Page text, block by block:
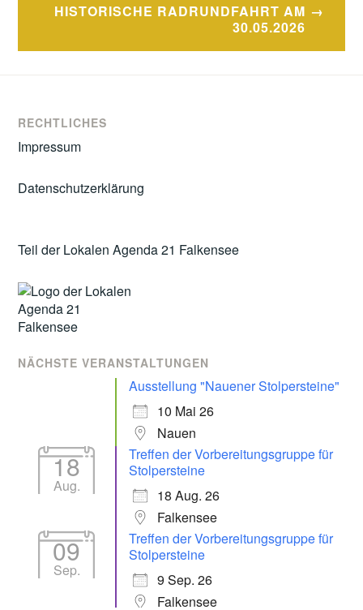
HISTORISCHE RADRUNDFAHRT AM
30.05.2026
RECHTLICHES
Impressum
Datenschutzerklärung
Teil der Lokalen Agenda 21 Falkensee
NÄCHSTE VERANSTALTUNGEN
Ausstellung "Nauener Stolpersteine"
10 Mai 26
Nauen
18
Aug.
Treffen der Vorbereitungsgruppe für
Stolpersteine
18 Aug. 26
Falkensee
09
Sep.
Treffen der Vorbereitungsgruppe für
Stolpersteine
9 Sep. 26
Falkensee